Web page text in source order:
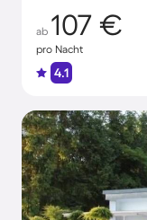
ab 107 €
pro Nacht
4.1